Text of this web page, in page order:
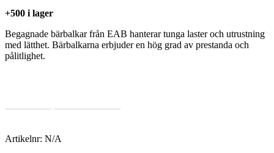
+500 i lager
Begagnade bärbalkar från EAB hanterar tunga laster och utrustning
med lätthet. Bärbalkarna erbjuder en hög grad av prestanda och
pålitlighet.
Artikelnr: N/A